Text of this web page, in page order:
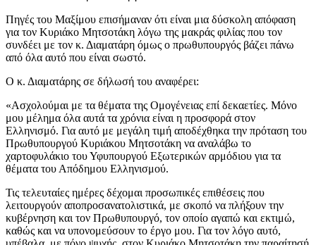
Πηγές του Μαξίμου επισήμαναν ότι είναι μια δύσκολη απόφαση
για τον Κυριάκο Μητσοτάκη λόγω της μακράς φιλίας που τον
συνδέει με τον κ. Διαματάρη όμως ο πρωθυπουργός βάζει πάνω
από όλα αυτό που είναι σωστό.
Ο κ. Διαματάρης σε δήλωσή του αναφέρει:
«Ασχολούμαι με τα θέματα της Ομογένειας επί δεκαετίες. Μόνο
μου μέλημα όλα αυτά τα χρόνια είναι η προσφορά στον
Ελληνισμό. Για αυτό με μεγάλη τιμή αποδέχθηκα την πρόταση του
Πρωθυπουργού Κυριάκου Μητσοτάκη να αναλάβω το
χαρτοφυλάκιο του Υφυπουργού Εξωτερικών αρμόδιου για τα
θέματα του Απόδημου Ελληνισμού.
Τις τελευταίες ημέρες δέχομαι προσωπικές επιθέσεις που
λειτουργούν αποπροσανατολιστικά, με σκοπό να πλήξουν την
κυβέρνηση και τον Πρωθυπουργό, τον οποίο αγαπώ και εκτιμώ,
καθώς και να υπονομεύσουν το έργο μου. Για τον λόγο αυτό,